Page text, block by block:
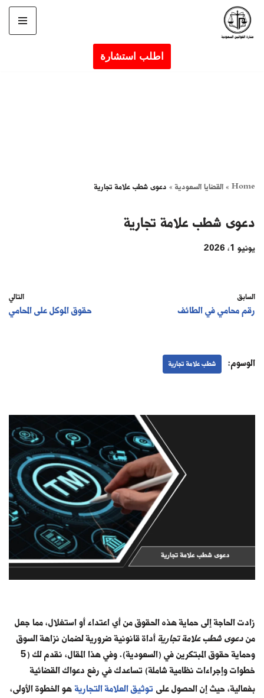
تخطى
اطلب استشارة
Home
»القضايا السعودية » دعوى شطب علامة تجارية
دعوى شطب علامة تجارية
يونيو 1, 2026
السابق
رقم محامي في الطائف
التالي
حقوق الموكل على المحامي
الوسوم: شطب علامة تجارية
زادت الحاجة إلى حماية هذه الحقوق من أي اعتداء أو استغلال، مما جعل
مندعوى شطب علامة تجاريةأداة قانونية ضرورية لضمان نزاهة السوق
وحماية حقوق المبتكرين في (السعودية). وفي هذا المقال، نقدم لك (5
خطوات وإجراءات نظامية شاملة) تساعدك في رفع دعواك القضائية
بفعالية، حيث إن الحصول علىتوثيق العلامة التجاريةهو الخطوة الأولى،